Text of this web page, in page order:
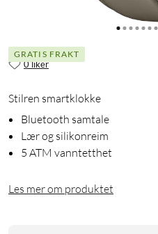
GRATIS FRAKT
0 liker
Stilren smartklokke
Bluetooth samtale
Lær og silikonreim
5 ATM vanntetthet
Les mer om produktet